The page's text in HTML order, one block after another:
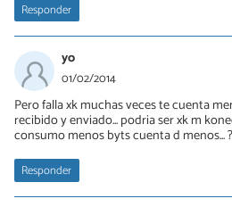
Responder
yo
01/02/2014
Pero falla xk muchas veces te cuenta
recibido y enviado... podria ser xk m
consumo menos byts cuenta d menos... ?
Responder